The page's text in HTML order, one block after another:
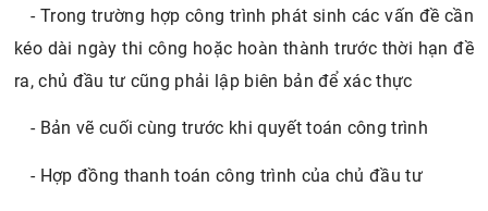
- Trong trường hợp công trình phát sinh các vấn đề cần
kéo dài ngày thi công hoặc hoàn thành trước thời hạn đề
ra, chủ đầu tư cũng phải lập biên bản để xác thực
- Bản vẽ cuối cùng trước khi quyết toán công trình
- Hợp đồng thanh toán công trình của chủ đầu tư